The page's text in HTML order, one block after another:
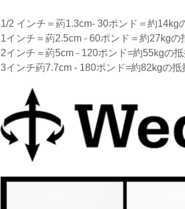
1/2 インチ＝葯1.3cm- 30ポンド＝約14kg
1インチ＝葯2.5cm - 60ポンド＝約27kgの
2インチ＝葯5cm - 120ポンド=約55kgの
3インチ葯7.7cm - 180ポンド=約82kgの抵